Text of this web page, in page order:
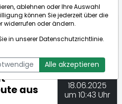
DPA-AFX COMPACT
aus
18.06.2025
um 10:43 Uhr
ablehnen oder Ihre Auswahl
können Sie jederzeit über die
widerrufen oder ändern.
in unsererDatenschutzrichtlinie.
Alle akzeptieren